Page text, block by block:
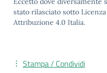
stato rilasciato sotto
Attribuzione 4.0 Italia.
Stampa / Condividi